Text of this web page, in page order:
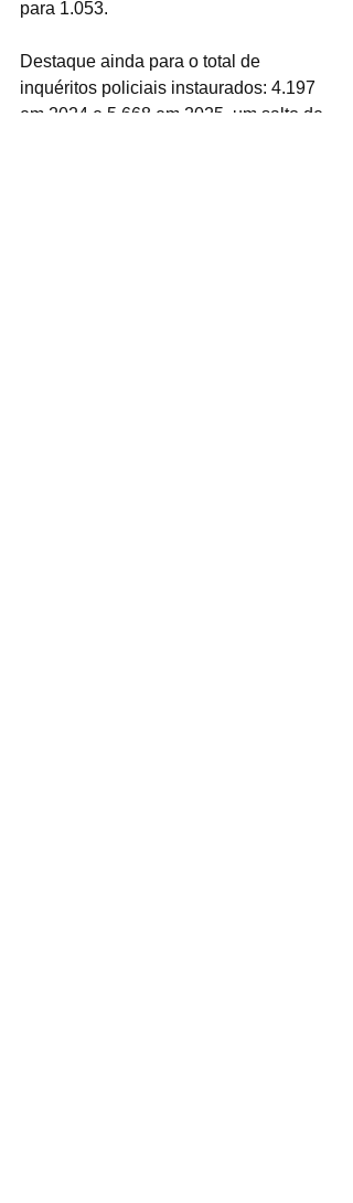
para 1.053.
Destaque ainda para o total de
inquéritos policiais instaurados: 4.197
em 2024 e 5.668 em 2025, um salto de